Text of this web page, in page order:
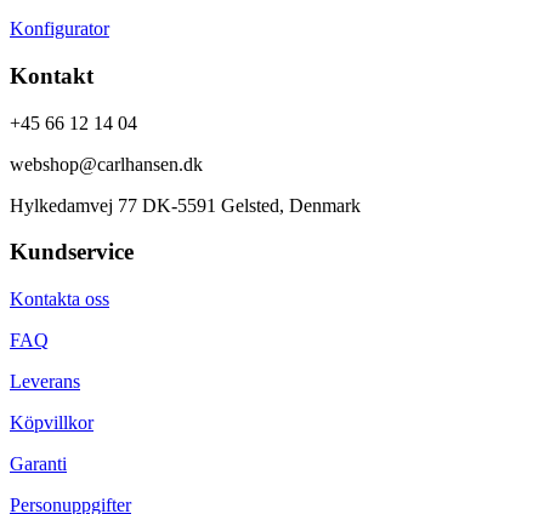
Konfigurator
Kontakt
+45 66 12 14 04
webshop@carlhansen.dk
Hylkedamvej 77 DK-5591 Gelsted, Denmark
Kundservice
Kontakta oss
FAQ
Leverans
Köpvillkor
Garanti
Personuppgifter